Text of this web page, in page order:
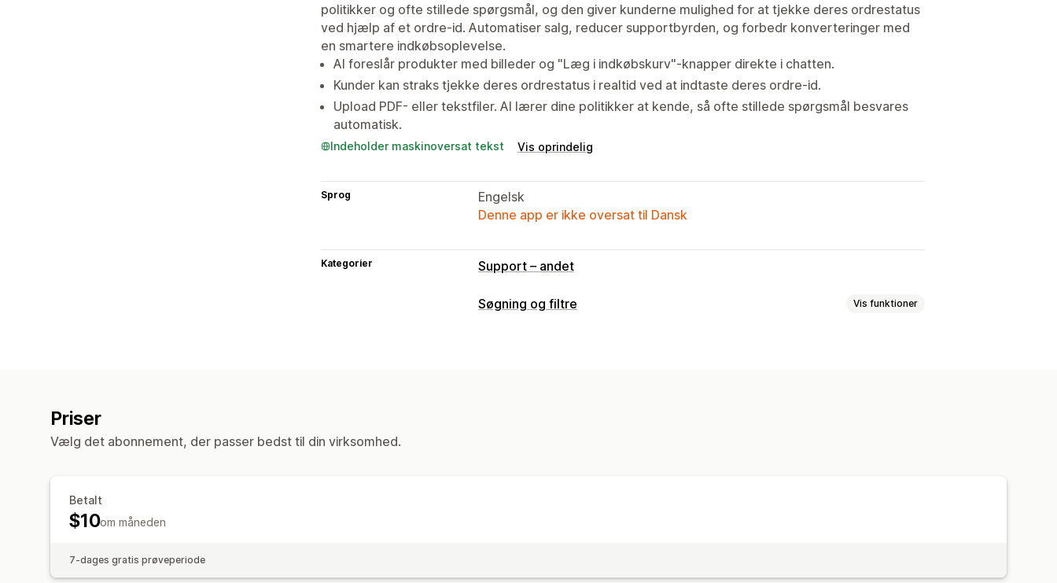
politikker og ofte stillede spørgsmål, og den giver kunderne mulighed for at tjekke deres ordrestatus
ved hjælp af et ordre-id. Automatiser salg, reducer supportbyrden, og forbedr konverteringer med
en smartere indkøbsoplevelse.
AI foreslår produkter med billeder og "Læg i indkøbskurv"-knapper direkte i chatten.
Kunder kan straks tjekke deres ordrestatus i realtid ved at indtaste deres ordre-id.
Upload PDF- eller tekstfiler. AI lærer dine politikker at kende, så ofte stillede spørgsmål besvares
automatisk.
Indeholder maskinoversat tekst Vis oprindelig
Sprog
Engelsk
Denne app er ikke oversat til Dansk
Kategorier Support – andet
Søgning og filtre Vis funktioner
Priser
Vælg det abonnement, der passer bedst til din virksomhed.
Betalt
$10om måneden
7-dages gratis prøveperiode